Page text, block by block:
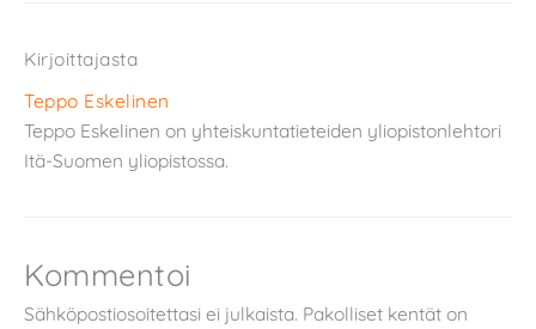
Kirjoittajasta
Teppo Eskelinen
Teppo Eskelinen on yhteiskuntatieteiden yliopistonlehtori
Itä-Suomen yliopistossa.
Kommentoi
Sähköpostiosoitettasi ei julkaista. Pakolliset kentät on